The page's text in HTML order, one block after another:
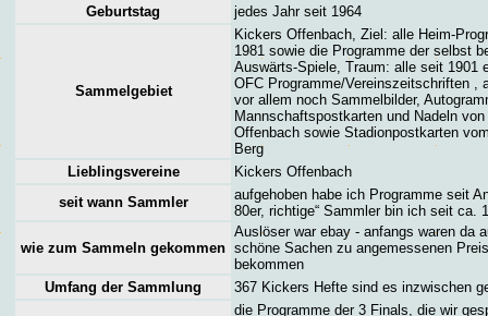
Geburtstag
jedes Jahr seit 1964
Sammelgebiet
Kickers Offenbach, Ziel: alle Heim-
1981 sowie die Programme der selbst
Auswärts-Spiele, Traum: alle seit 1901
OFC Programme/Vereinszeitschriften ,
vor allem noch Sammelbilder,
Mannschaftspostkarten und Nadeln
Offenbach sowie Stadionpostkarten
Berg
Lieblingsvereine
Kickers Offenbach
seit wann Sammler
aufgehoben habe ich Programme seit
80er, richtige“ Sammler bin ich seit ca.
wie zum Sammeln gekommen
Auslöser war ebay - anfangs waren da
schöne Sachen zu angemessenen
bekommen
Umfang der Sammlung
367 Kickers Hefte sind es inzwischen
die Programme der 3 Finals, die wir